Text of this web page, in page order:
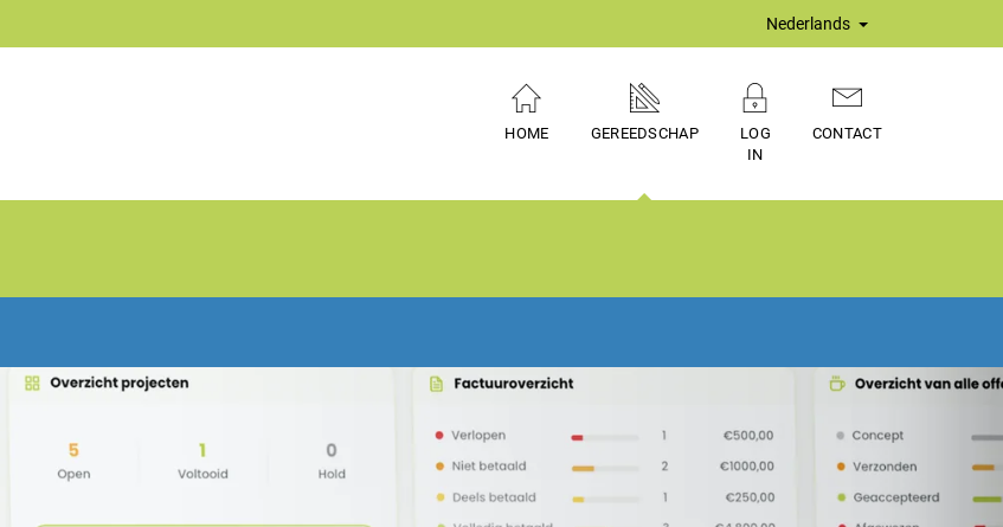
Nederlands
HOME GEREEDSCHAP
LOG
IN
CONTACT